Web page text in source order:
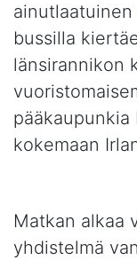
bussilla
länsirannikon
pääkaupunkia
kokemaan
Matkan alkaa
yhdistelmä